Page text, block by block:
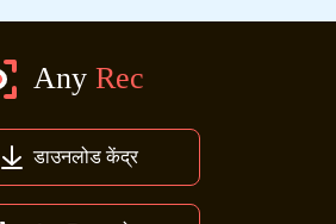
डाउनलोड केंद्र